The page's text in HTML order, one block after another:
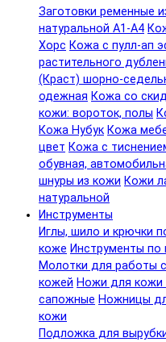
Заготовки ременные
натуральной А1-А4
Хорс Кожа с пулл-ап
растительного
(Краст) шорно-
одежная Кожа со
кожи: вороток, полы
Кожа Нубук Кожа
цвет Кожа с
обувная,
шнуры из кожи Кожи
натуральной
Инструменты
Иглы, шило и крючки
коже Инструменты по
Молотки для работы с
кожей Ножи для кожи
сапожные Ножницы
кожи
Подложка для